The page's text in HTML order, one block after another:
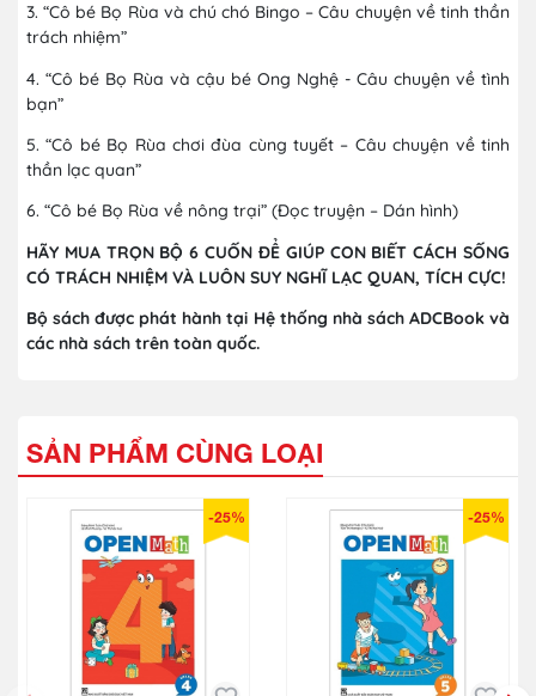
3. “Cô bé Bọ Rùa và chú chó Bingo – Câu chuyện về tinh thần
trách nhiệm”
4. “Cô bé Bọ Rùa và cậu bé Ong Nghệ - Câu chuyện về tình
bạn”
5. “Cô bé Bọ Rùa chơi đùa cùng tuyết – Câu chuyện về tinh
thần lạc quan”
6. “Cô bé Bọ Rùa về nông trại” (Đọc truyện – Dán hình)
HÃY MUA TRỌN BỘ 6 CUỐN ĐỂ GIÚP CON BIẾT CÁCH SỐNG
CÓ TRÁCH NHIỆM VÀ LUÔN SUY NGHĨ LẠC QUAN, TÍCH CỰC!
Bộ sách được phát hành tại Hệ thống nhà sách ADCBook và
các nhà sách trên toàn quốc.
SẢN PHẨM CÙNG LOẠI
-25% -25%